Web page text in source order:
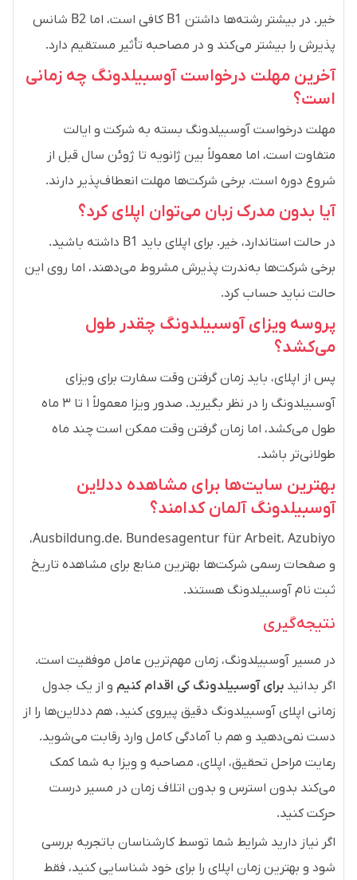
خیر. در بیشتر رشته‌ها داشتن B1 کافی است، اما B2 شانس
پذیرش را بیشتر می‌کند و در مصاحبه تأثیر مستقیم دارد.
آخرین مهلت درخواست آوسبیلدونگ چه زمانی
است؟
مهلت درخواست آوسبیلدونگ بسته به شرکت و ایالت
متفاوت است، اما معمولاً بین ژانویه تا ژوئن سال قبل از
شروع دوره است. برخی شرکت‌ها مهلت انعطاف‌پذیر دارند.
آیا بدون مدرک زبان می‌توان اپلای کرد؟
در حالت استاندارد، خیر. برای اپلای باید B1 داشته باشید.
برخی شرکت‌ها به‌ندرت پذیرش مشروط می‌دهند، اما روی این
حالت نباید حساب کرد.
پروسه ویزای آوسبیلدونگ چقدر طول
می‌کشد؟
پس از اپلای، باید زمان گرفتن وقت سفارت برای ویزای
آوسبیلدونگ را در نظر بگیرید. صدور ویزا معمولاً ۱ تا ۳ ماه
طول می‌کشد، اما زمان گرفتن وقت ممکن است چند ماه
طولانی‌تر باشد.
بهترین سایت‌ها برای مشاهده ددلاین
آوسبیلدونگ آلمان کدامند؟
Ausbildung.de، Bundesagentur für Arbeit، Azubiyo،
و صفحات رسمی شرکت‌ها بهترین منابع برای مشاهده تاریخ
ثبت نام آوسبیلدونگ هستند.
نتیجه‌گیری
در مسیر آوسبیلدونگ، زمان مهم‌ترین عامل موفقیت است.
اگر بدانید برای آوسبیلدونگ کی اقدام کنیم و از یک جدول
زمانی اپلای آوسبیلدونگ دقیق پیروی کنید، هم ددلاین‌ها را از
دست نمی‌دهید و هم با آمادگی کامل وارد رقابت می‌شوید.
رعایت مراحل تحقیق، اپلای، مصاحبه و ویزا به شما کمک
می‌کند بدون استرس و بدون اتلاف زمان در مسیر درست
حرکت کنید.
اگر نیاز دارید شرایط شما توسط کارشناسان باتجربه بررسی
شود و بهترین زمان اپلای را برای خود شناسایی کنید، فقط